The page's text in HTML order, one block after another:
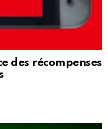
des récompenses